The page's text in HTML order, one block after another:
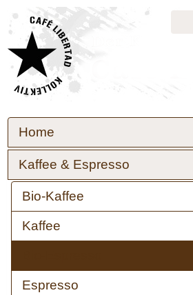
Home
Kaffee & Espresso
Bio-Kaffee
Kaffee
Espresso